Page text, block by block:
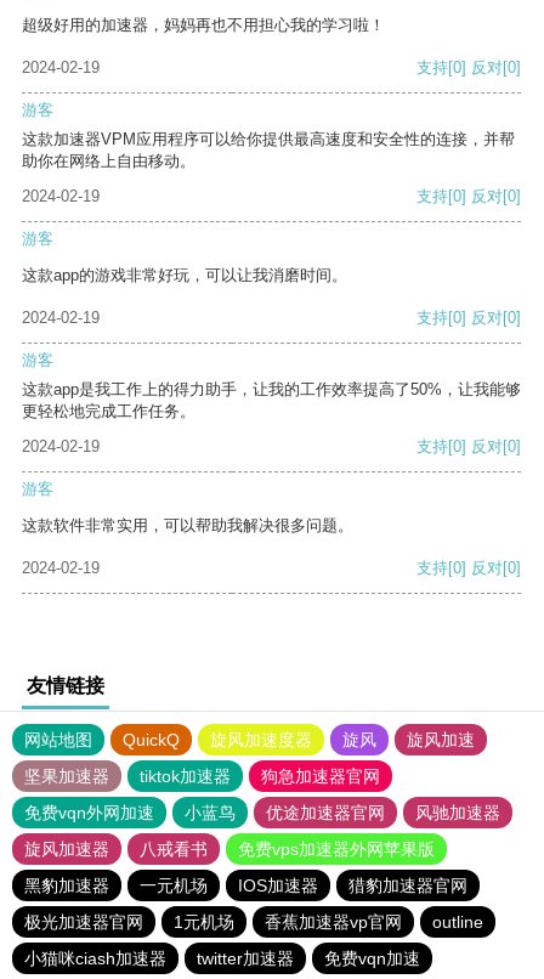
超级好用的加速器，妈妈再也不用担心我的学习啦！
2024-02-19 支持[0] 反对[0]
游客
这款加速器VPM应用程序可以给你提供最高速度和安全性的连接，并帮
助你在网络上自由移动。
2024-02-19
支持[0] 反对[0]
游客
这款app的游戏非常好玩，可以让我消磨时间。
2024-02-19 支持[0] 反对[0]
游客
这款app是我工作上的得力助手，让我的工作效率提高了50%，让我能够
更轻松地完成工作任务。
2024-02-19
支持[0] 反对[0]
游客
这款软件非常实用，可以帮助我解决很多问题。
2024-02-19 支持[0] 反对[0]
友情链接
网站地图 QuickQ 旋风加速度器 旋风
旋风加速
坚果加速器
tiktok加速器
狗急加速器官网
免费vqn外网加速
小蓝鸟 优途加速器官网
风驰加速器
旋风加速器
八戒看书
免费vps加速器外网苹果版
黑豹加速器
一元机场 IOS加速器
猎豹加速器官网
极光加速器官网
1元机场 香蕉加速器vp官网
outline
小猫咪ciash加速器
twitter加速器 免费vqn加速